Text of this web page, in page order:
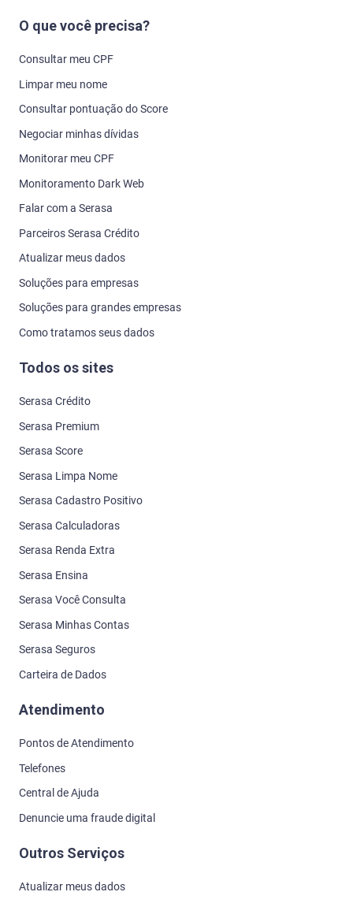
O que você precisa?
Consultar meu CPF
Limpar meu nome
Consultar pontuação do Score
Negociar minhas dívidas
Monitorar meu CPF
Monitoramento Dark Web
Falar com a Serasa
Parceiros Serasa Crédito
Atualizar meus dados
Soluções para empresas
Soluções para grandes empresas
Como tratamos seus dados
Todos os sites
Serasa Crédito
Serasa Premium
Serasa Score
Serasa Limpa Nome
Serasa Cadastro Positivo
Serasa Calculadoras
Serasa Renda Extra
Serasa Ensina
Serasa Você Consulta
Serasa Minhas Contas
Serasa Seguros
Carteira de Dados
Atendimento
Pontos de Atendimento
Telefones
Central de Ajuda
Denuncie uma fraude digital
Outros Serviços
Atualizar meus dados